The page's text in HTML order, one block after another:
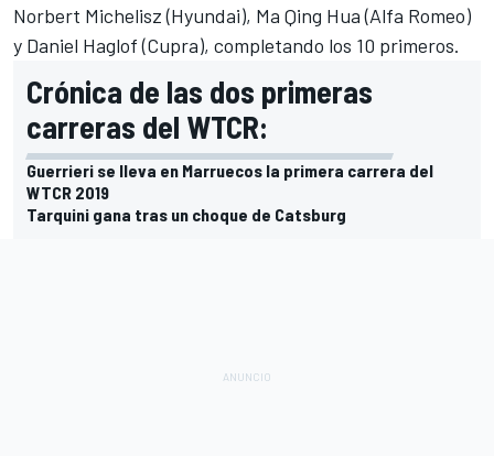
Norbert Michelisz (Hyundai), Ma Qing Hua (Alfa Romeo)
y Daniel Haglof (Cupra), completando los 10 primeros.
Crónica de las dos primeras
carreras del WTCR:
Guerrieri se lleva en Marruecos la primera carrera del
WTCR 2019
Tarquini gana tras un choque de Catsburg